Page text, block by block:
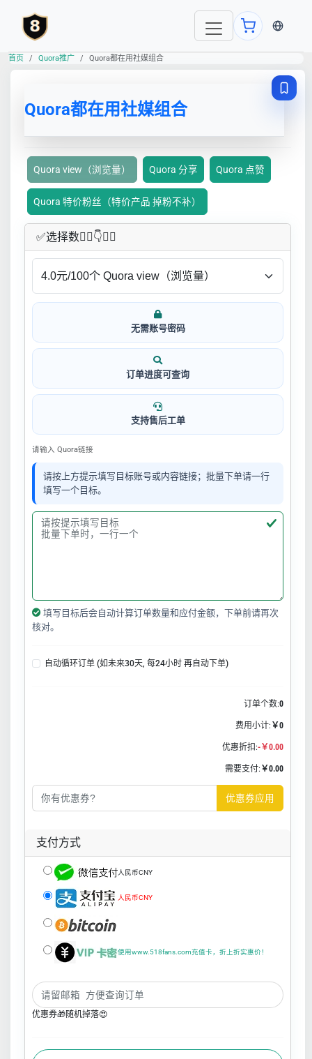
当前语
首页 Quora推广 Quora都在用社媒组合
Quora都在用社媒组合
Quora view（浏览量） Quora 分享 Quora 点赞
Quora 特价粉丝（特价产品 掉粉不补）
✅​选择数👇🏻​​👇👇🏻​​
无需账号密码
订单进度可查询
支持售后工单
请输入 Quora链接
请按上方提示填写目标账号或内容链接；批量下单请一行
填写一个目标。
填写目标后会自动计算订单数量和应付金额，下单前请再次
核对。
自动循环订单 (如未来30天, 每24小时 再自动下单)
订单个数:0
费用小计: ￥0
优惠折扣:-￥0.00
需要支付: ￥0.00
优惠券应用
支付方式
人民币CNY
人民币CNY
使用www.518fans.com充值卡，折上折实惠价！
优惠券🎁随机掉落😍